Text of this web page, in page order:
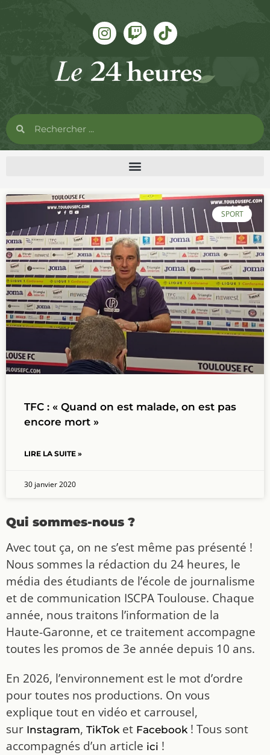
SPORT
TFC : « Quand on est malade, on est pas
encore mort »
LIRE LA SUITE »
30 janvier 2020
Qui sommes-nous ?
Avec tout ça, on ne s’est même pas présenté !
Nous sommes la rédaction du 24 heures, le
média des étudiants de l’école de journalisme
et de communication ISCPA Toulouse. Chaque
année, nous traitons l’information de la
Haute-Garonne, et ce traitement accompagne
toutes les promos de 3e année depuis 10 ans.
En 2026, l’environnement est le mot d’ordre
pour toutes nos productions. On vous
explique tout en vidéo et carrousel,
sur Instagram, TikToket Facebook! Tous sont
accompagnés d’un article ici !